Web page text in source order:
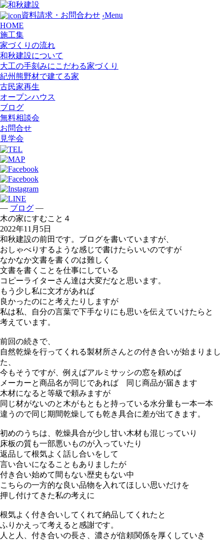
資料請求・お問合わせ ‹Menu
HOME
施工集
家づくりの流れ
和秋建設について
大工の手刻みにこだわる家づくり
紀州熊野材で建てる家
古民家再生
オープンハウス
ブログ
無料相談会
お問合せ
見学会
— ブログ —
木の家にすむこと４
2022年11月5日
和秋建設の前田です。ブログを書いていますが、
おしゃべりするような感じで書けたらいいのですが
なかなか文書を書くのは難しく
文書を書くことを仕事にしている
コピーライターさん達は大変だなと思います。
もう少し私に文才があれば
良かったのにと考えたりしますが
私は私、自分の言葉で下手なりにも思いを伝えていけたらと
考えています。
前回の続きで、
自然乾燥を行ってくれる製材所さんとの付き合いが始まりまし
た、
今もそうですが、例えばアルミサッシの窓を頼めば
メーカーと商品名が同じであれば 同じ商品が届きます
木材になると等級で頼みますが
同じ材がないのと木がもともと持っている水分量も一本一本
違うので同じ期間乾燥しても乾き具合に差が出てきます。
初めのうちは、乾燥具合が少し甘い木材も混じっていり
床板の質も一部悪いものが入っていたり
返品して根気よく話し合いをして
言い合いになることもありましたが
付き合い始めて間もない歴史もない中
こちらの一方的な良い品物を入れてほしい思いだけを
押し付けてきた私の考えに
根気よく付き合いしてくれて納品してくれたと
ふりかえって考えると感謝です。
人と人、付き合いの長さ、濃さが信頼関係を厚くしていき